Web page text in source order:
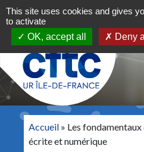
Aller au contenu
Navigation
Accueil » Les
écrite et numérique
This site uses cookies and gives
to activate
OK, accept all
Deny